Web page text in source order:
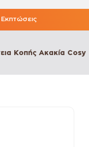
Κοπής Ακακία